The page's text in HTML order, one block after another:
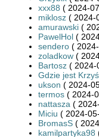
xxx88 ( 2024-
miklosz ( 2024-
amurawski (
PawelHol (
sendero (
zoladkow (
Bartosz ( 2024-
Gdzie jest Krzyś
ukson ( 2024-
termos ( 2024-
nattasza (
Miciu ( 2024-
BromasS (
kamilpartyka98